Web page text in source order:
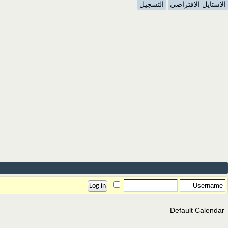
الاستايل الافتراضي
التسجيل
Default Calendar